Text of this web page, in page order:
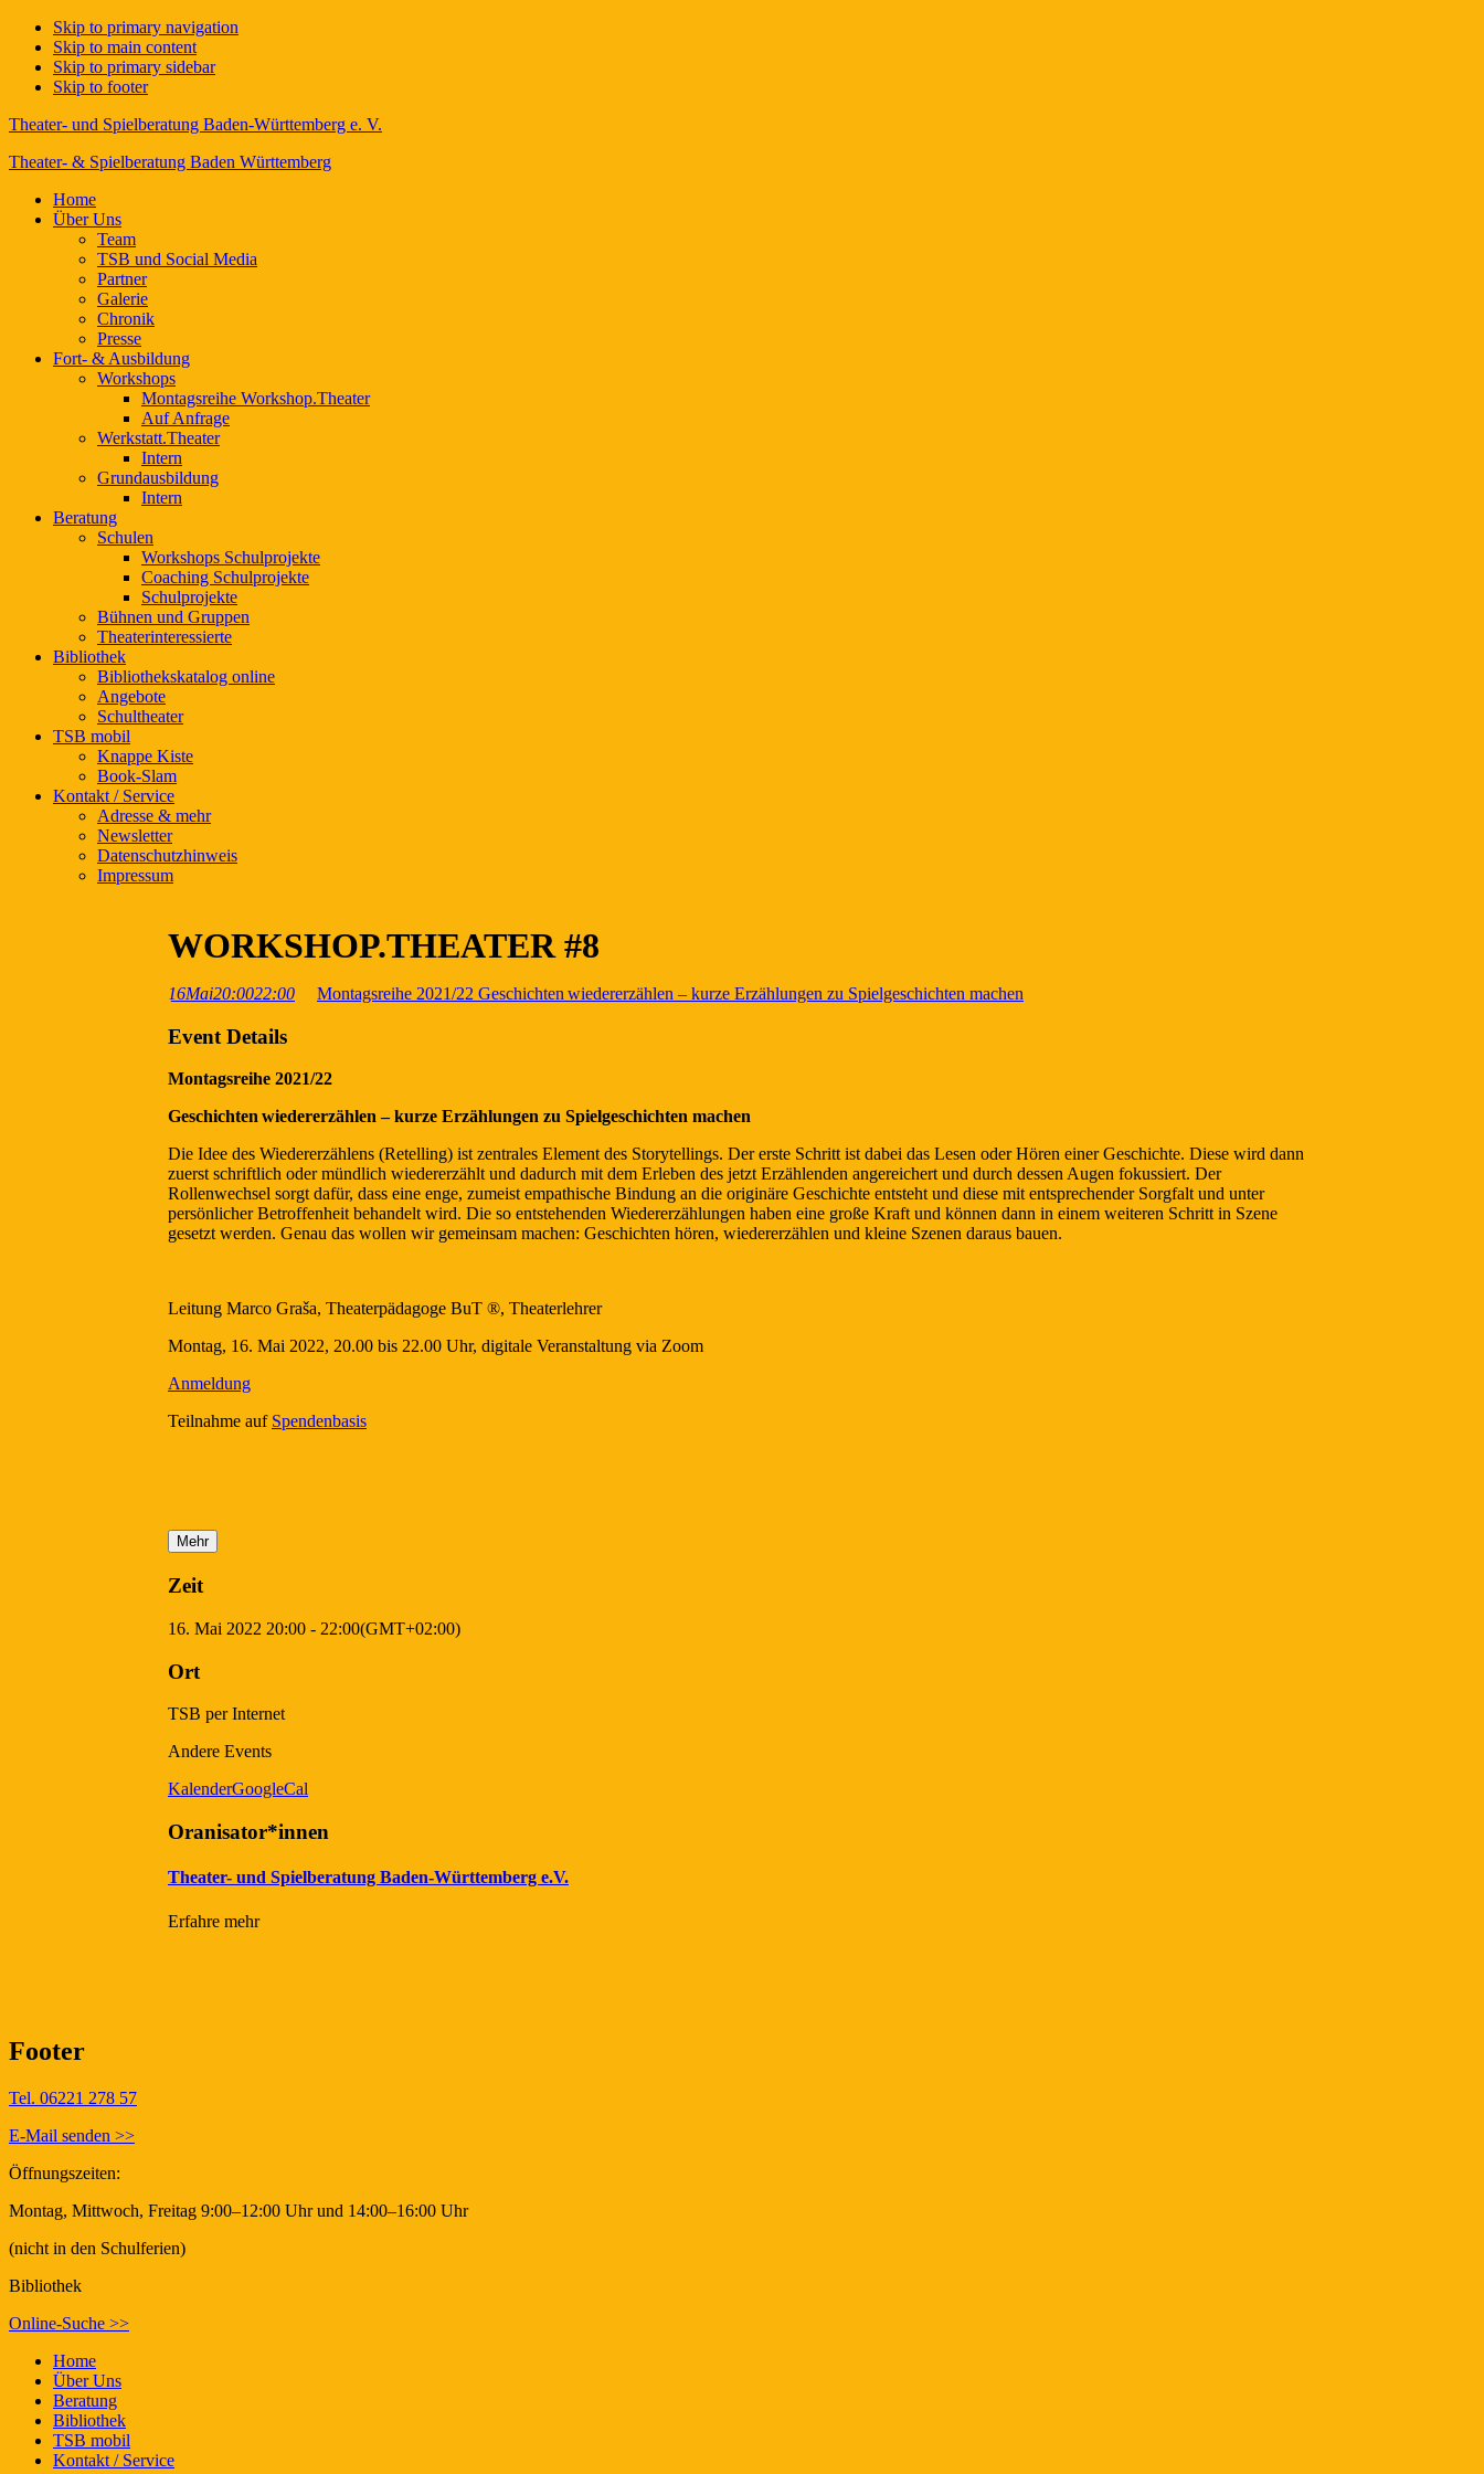
Skip to primary navigation
Skip to main content
Skip to primary sidebar
Skip to footer
Theater- und Spielberatung Baden-Württemberg e. V.
Theater- & Spielberatung Baden Württemberg
Home
Über Uns
Team
TSB und Social Media
Partner
Galerie
Chronik
Presse
Fort- & Ausbildung
Workshops
Montagsreihe Workshop.Theater
Auf Anfrage
Werkstatt.Theater
Intern
Grundausbildung
Intern
Beratung
Schulen
Workshops Schulprojekte
Coaching Schulprojekte
Schulprojekte
Bühnen und Gruppen
Theaterinteressierte
Bibliothek
Bibliothekskatalog online
Angebote
Schultheater
TSB mobil
Knappe Kiste
Book-Slam
Kontakt / Service
Adresse & mehr
Newsletter
Datenschutzhinweis
Impressum
WORKSHOP.THEATER #8
16Mai20:0022:00 Montagsreihe 2021/22 Geschichten wiedererzählen – kurze Erzählungen zu Spielgeschichten machen
Event Details
Montagsreihe 2021/22
Geschichten wiedererzählen – kurze Erzählungen zu Spielgeschichten machen
Die Idee des Wiedererzählens (Retelling) ist zentrales Element des Storytellings. Der erste Schritt ist dabei das Lesen oder Hören einer Geschichte. Diese wird dann
zuerst schriftlich oder mündlich wiedererzählt und dadurch mit dem Erleben des jetzt Erzählenden angereichert und durch dessen Augen fokussiert. Der
Rollenwechsel sorgt dafür, dass eine enge, zumeist empathische Bindung an die originäre Geschichte entsteht und diese mit entsprechender Sorgfalt und unter
persönlicher Betroffenheit behandelt wird. Die so entstehenden Wiedererzählungen haben eine große Kraft und können dann in einem weiteren Schritt in Szene
gesetzt werden. Genau das wollen wir gemeinsam machen: Geschichten hören, wiedererzählen und kleine Szenen daraus bauen.
Leitung Marco Graša, Theaterpädagoge BuT ®, Theaterlehrer
Montag, 16. Mai 2022, 20.00 bis 22.00 Uhr, digitale Veranstaltung via Zoom
Anmeldung
Teilnahme auf Spendenbasis
Mehr
Zeit
16. Mai 2022 20:00 - 22:00(GMT+02:00)
Ort
TSB per Internet
Andere Events
KalenderGoogleCal
Oranisator*innen
Theater- und Spielberatung Baden-Württemberg e.V.
Erfahre mehr
Footer
Tel. 06221 278 57
E-Mail senden >>
Öffnungszeiten:
Montag, Mittwoch, Freitag 9:00–12:00 Uhr und 14:00–16:00 Uhr
(nicht in den Schulferien)
Bibliothek
Online-Suche >>
Home
Über Uns
Beratung
Bibliothek
TSB mobil
Kontakt / Service